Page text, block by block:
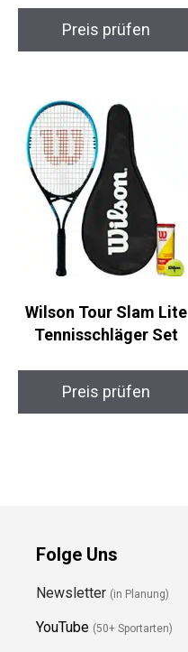
Preis prüfen
Wilson Tour Slam Lite
Tennisschläger Set
Preis prüfen
Folge Uns
Newsletter (in Planung)
YouTube (50+ Sportarten)